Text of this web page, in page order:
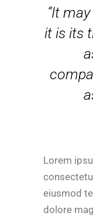
“It
it is its
Lorem
eiusmod
dolore